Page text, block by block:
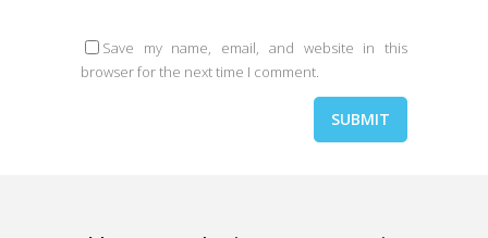
Save my name, email, and website in this
browser for the next time I comment.